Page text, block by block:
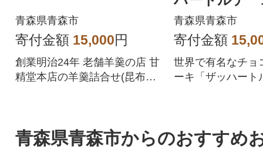
青森県青森市
寄付金額 15,000円
創業明治24年 老舗羊羹の店 甘
精堂本店の羊羹詰合せ(昆布羊
m)
青森県青森市
寄付金額
世界で有名なチョ
ーキ「ザッハート
青森県青森市からのおすすめ